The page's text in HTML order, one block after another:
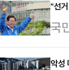
사
힘
기
"선
국
과
흔
악성